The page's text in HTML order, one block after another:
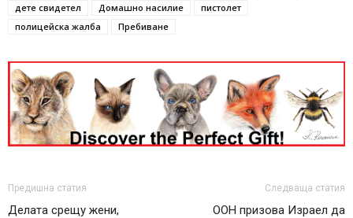
дете свидетел
Домашно насилие
пистолет
полицейска жалба
Пребиване
Предишна статия
Делата срещу жени,
Следваща статия
ООН призова Израел да